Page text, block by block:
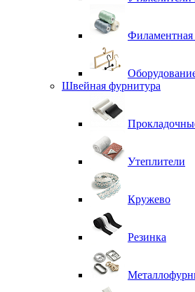
Филаментная
Швейная фурнитура
Утеплители
Кружево
Резинка